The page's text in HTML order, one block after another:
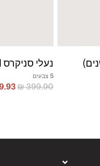
נעלי סניקרס Old Skool
5 צבעים
₪399.90